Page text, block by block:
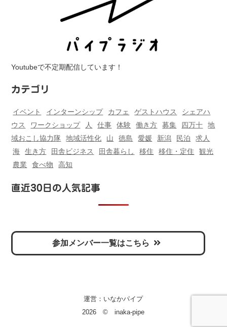
Youtubeで不定期配信しています！
カテゴリ
イベント インターンシップ カフェ ゲストハウス
シェアハ
ウス
ワークショップ 人 仕事 体験 働き方 募集 四万十
地
域おこし協力隊
地域活性化 山 徳島 愛媛 新潟 民泊
求人
海
生き方 田舎ビジネス 田舎暮らし 移住 移住・定住
観光
農業
食べ物 高知
直近30日の人気記事
参加メンバー一覧はこちら
運営： いなかパイプ
2026 © inaka-pipe